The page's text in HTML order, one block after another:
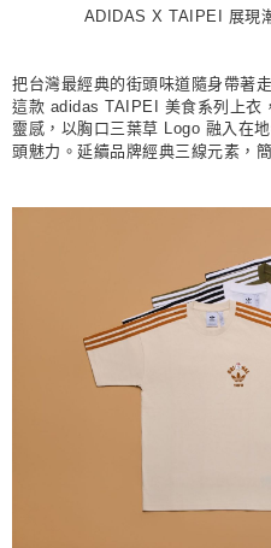
付款後門市自取
每筆NT$80，滿NT$1,500(含以上)
ADIDAS X TAIPEI 展現
把台灣最經典的街頭味道隨身帶著走
這款 adidas TAIPEI 美食系列上衣
靈感，以胸口三葉草 Logo 融入在
頭魅力。延續品牌經典三線元素，